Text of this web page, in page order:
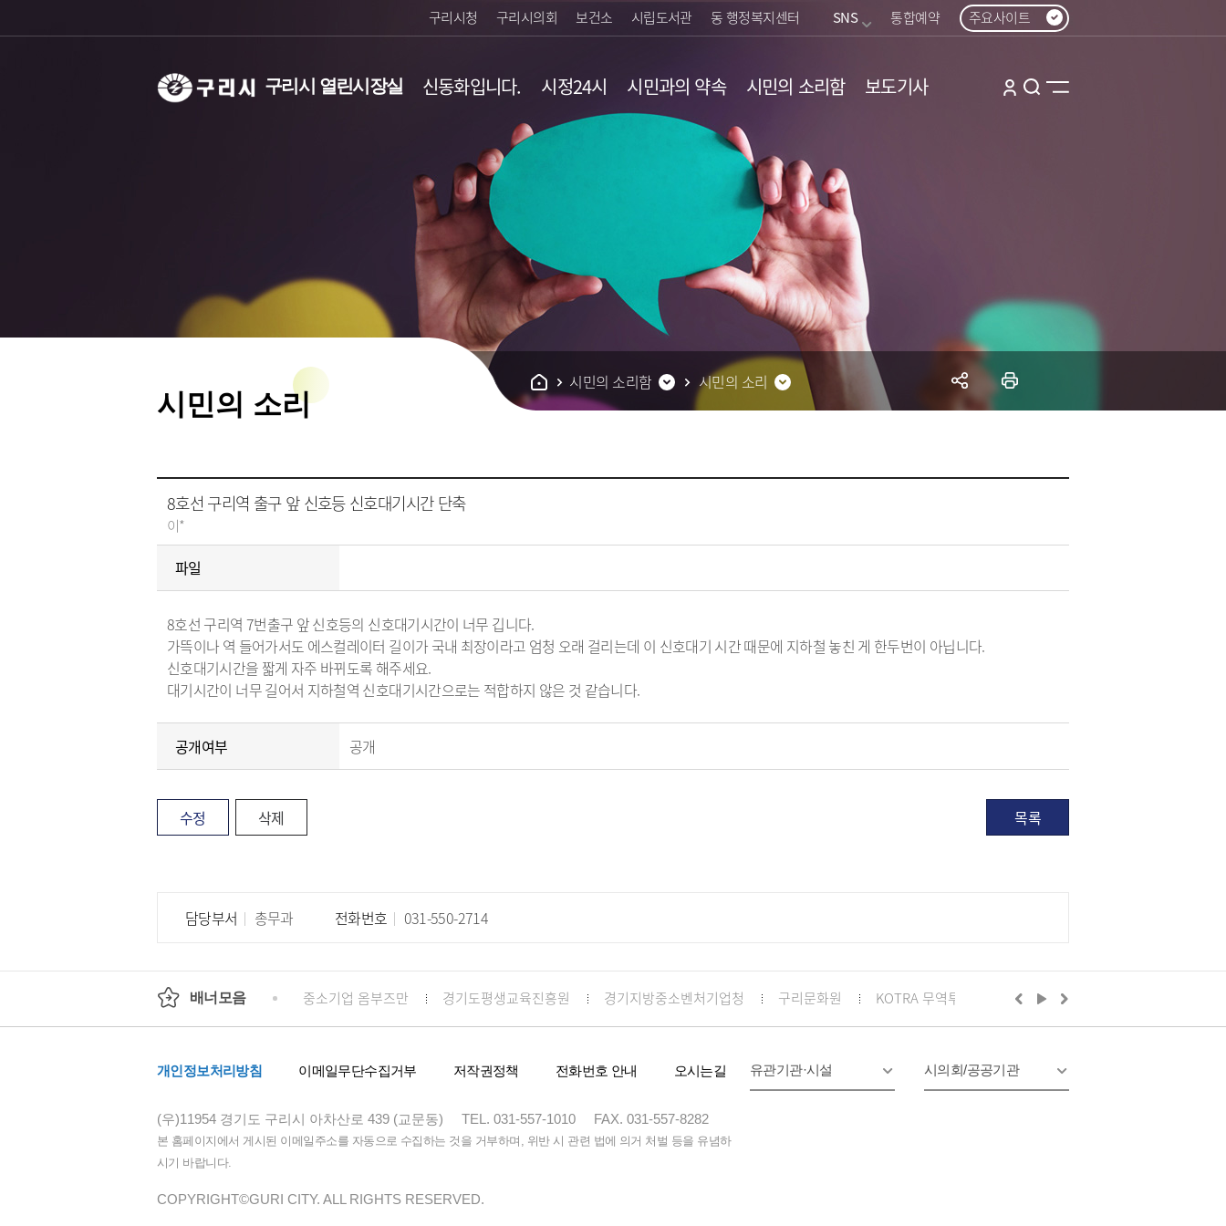
구리시청 구리시의회 보건소 시립도서관 동 행정복지센터 SNS 통합예약 주요사이트
구리시 열린시장실 신동화입니다. 시정24시 시민과의 약속 시민의 소리함 보도기사
시민의 소리함 시민의 소리
시민의 소리
8호선 구리역 출구 앞 신호등 신호대기시간 단축
이*
파일
8호선 구리역 7번출구 앞 신호등의 신호대기시간이 너무 깁니다.
가뜩이나 역 들어가서도 에스컬레이터 길이가 국내 최장이라고 엄청 오래 걸리는데 이 신호대기 시간 때문에 지하철 놓친 게 한두번이 아닙니다.
신호대기시간을 짧게 자주 바뀌도록 해주세요.
대기시간이 너무 길어서 지하철역 신호대기시간으로는 적합하지 않은 것 같습니다.
공개여부 공개
수정 삭제 목록
담당부서 총무과 전화번호 031-550-2714
배너모음
경기도청 행정안전부 중소기업 옴부즈만 경기도평생교육진흥원 경기지방중소벤처기업청 구리문화원 KOTRA 무역투자24 구리시의회
개인정보처리방침 이메일무단수집거부 저작권정책 전화번호 안내 오시는길
(우)11954 경기도 구리시 아차산로 439 (교문동) TEL. 031-557-1010 FAX. 031-557-8282
본 홈페이지에서 게시된 이메일주소를 자동으로 수집하는 것을 거부하며, 위반 시 관련 법에 의거 처벌 등을 유념하
시기 바랍니다.
COPYRIGHT©GURI CITY. ALL RIGHTS RESERVED.
유관기관·시설 시의회/공공기관